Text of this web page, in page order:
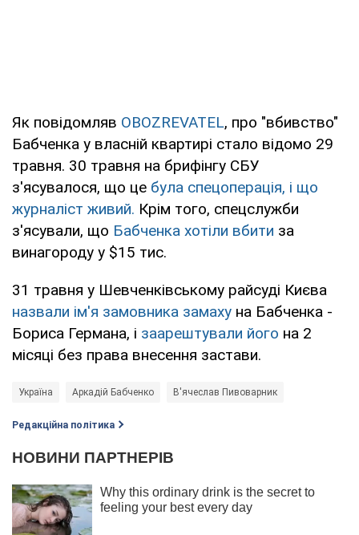
Як повідомляв OBOZREVATEL, про "вбивство"
Бабченка у власній квартирі стало відомо 29
травня. 30 травня на брифінгу СБУ
з'ясувалося, що це була спецоперація, і що
журналіст живий. Крім того, спецслужби
з'ясували, що Бабченка хотіли вбити за
винагороду у $15 тис.
31 травня у Шевченківському райсуді Києва
назвали ім'я замовника замаху на Бабченка -
Бориса Германа, і заарештували його на 2
місяці без права внесення застави.
Україна Аркадій Бабченко В'ячеслав Пивоварник
Редакційна політика